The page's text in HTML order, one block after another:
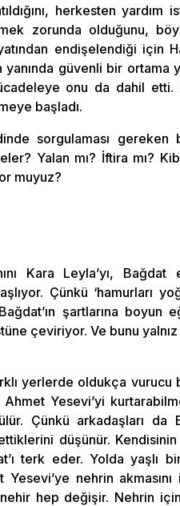
herkesten
zorunda olduğunu,
endişelendiği için
güvenli bir ortama
onu da dahil
başladı.
sorgulaması gereken
Yalan mı? İftira mı?
muyuz?
Kara Leyla’yı,
Çünkü ‘hamurları
şartlarına boyun
çeviriyor. Ve bunu
yerlerde oldukça
Ahmet Yesevi’yi
Çünkü arkadaşları da
düşünür. Kendisinin
terk eder. Yolda yaşlı
Yesevi’ye nehrin
nehir hep değişir. Nehrin